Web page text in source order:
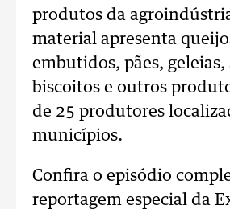
produtos da
material apresenta
embutidos, pães, geleias,
biscoitos e outros
de 25 produtores
municípios.
Confira o episódio
reportagem especial da